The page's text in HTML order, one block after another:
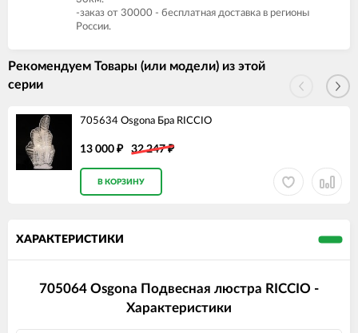
-заказ от 30000 - бесплатная доставка в регионы
России.
Рекомендуем Товары (или модели) из этой
серии
705634 Osgona Бра RICCIO
13 000 ₽ 32 247₽
В КОРЗИНУ
ХАРАКТЕРИСТИКИ
705064 Osgona Подвесная люстра RICCIO -
Характеристики